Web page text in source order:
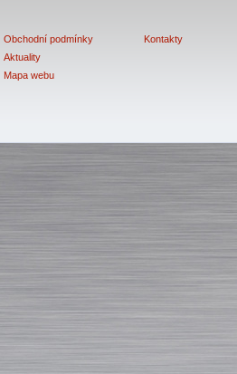
Obchodní podmínky
Aktuality
Mapa webu
Kontakty